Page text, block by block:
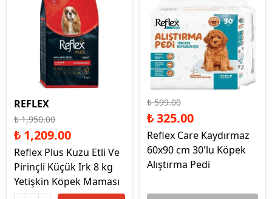
REFLEX
₺ 1,950.00
₺ 1,209.00
Reflex Plus Kuzu Etli Ve
Pirinçli Küçük Irk 8 kg
Yetişkin Köpek Maması
₺ 599.00
₺ 325.00
Reflex Care Kaydırmaz
60x90 cm 30'lu Köpek
Alıştırma Pedi